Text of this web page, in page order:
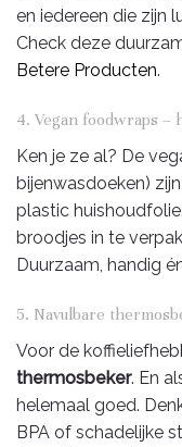
en iedereen die zijn
Check deze
Betere Producten.
4. Vegan foodwraps –
Ken je ze al? De
bijenwasdoeken)
plastic
broodjes in te
Duurzaam, handig
5. Navulbare
Voor de
thermosbeker. En
helemaal goed.
BPA of schadelijke